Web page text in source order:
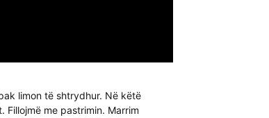
limon të shtrydhur. Në këtë
Fillojmë me pastrimin. Marrim